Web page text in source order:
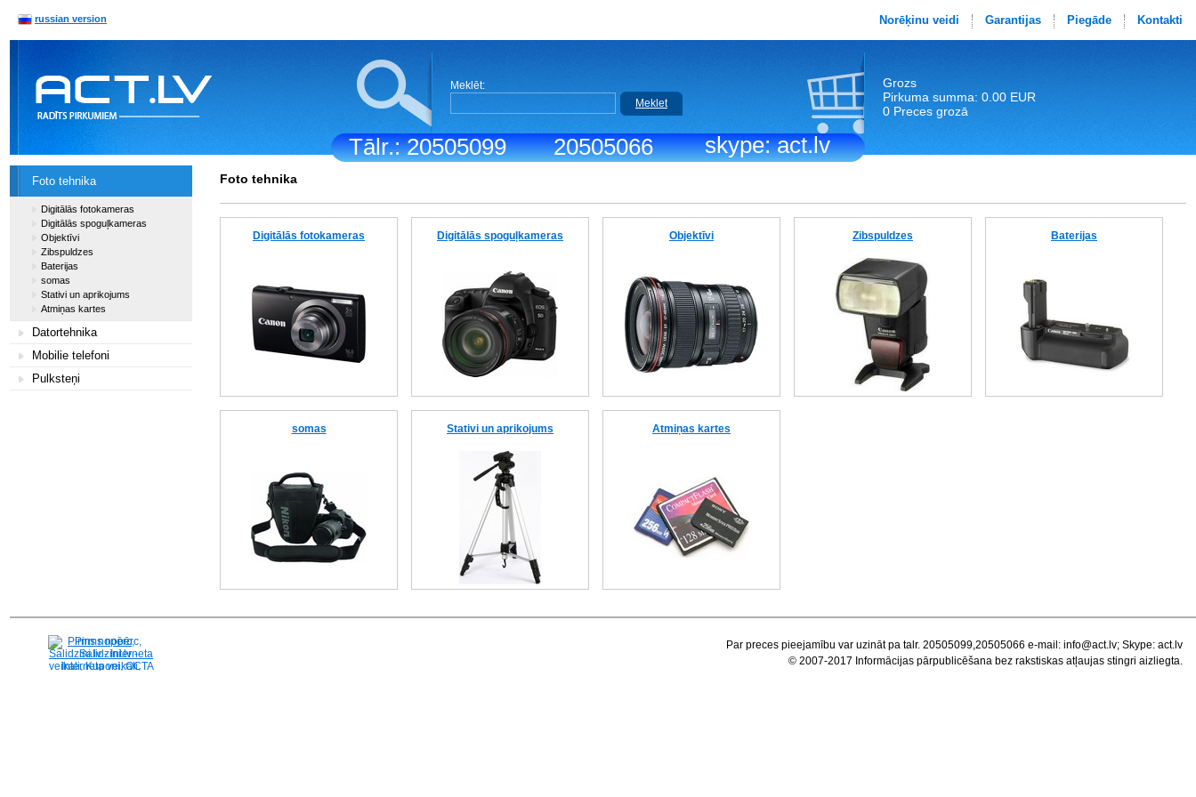
Tālr.: 20505099 20505066 skype: act.lv
russian version Norēķinu veidi Garantijas Piegāde Kontakti
Meklēt:
Meklet
Grozs
Pirkuma summa: 0.00 EUR
0 Preces grozā
Foto tehnika
Digitālās fotokameras
Digitālās spoguļkameras
Objektīvi
Zibspuldzes
Baterijas
somas
Stativi un aprikojums
Atmiņas kartes
Datortehnika
Mobilie telefoni
Pulksteņi
Foto tehnika
Digitālās fotokameras Digitālās spoguļkameras Objektīvi Zibspuldzes Baterijas
somas Stativi un aprikojums Atmiņas kartes
Pirms nopērc,
Salidzini.lv - Interneta
veikali, Kuponi, OCTA
Par preces pieejamību var uzināt pa talr. 20505099,20505066 e-mail: info@act.lv; Skype: act.lv
© 2007-2017 Informācijas pārpublicēšana bez rakstiskas atļaujas stingri aizliegta.